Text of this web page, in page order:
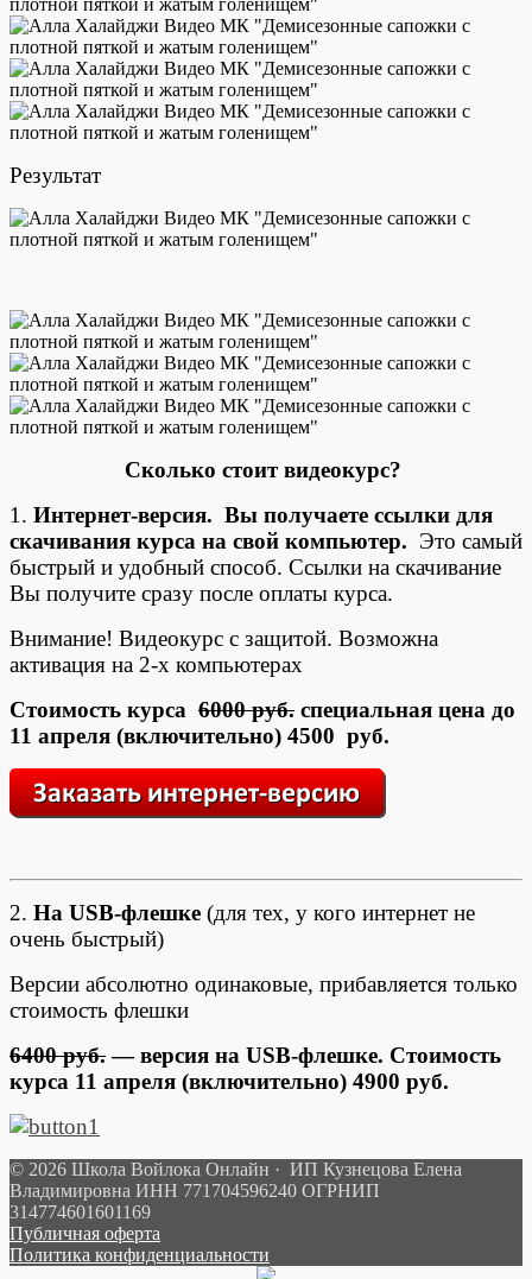
Результат
Сколько стоит видеокурс?
1. Интернет-версия. Вы получаете ссылки для
скачивания курса на свой компьютер. Это самый
быстрый и удобный способ. Ссылки на скачивание
Вы получите сразу после оплаты курса.
Внимание! Видеокурс с защитой. Возможна
активация на 2-х компьютерах
Стоимость курса 6000 руб. специальная цена до
11 апреля (включительно) 4500 руб.
2. На USB-флешке (для тех, у кого интернет не
очень быстрый)
Версии абсолютно одинаковые, прибавляется только
стоимость флешки
6400 руб.— версия на USB-флешке. Стоимость
курса 11 апреля (включительно) 4900 руб.
© 2026 Школа Войлока Онлайн · ИП Кузнецова Елена
Владимировна ИНН 771704596240 ОГРНИП
314774601601169
Публичная оферта
Политика конфиденциальности